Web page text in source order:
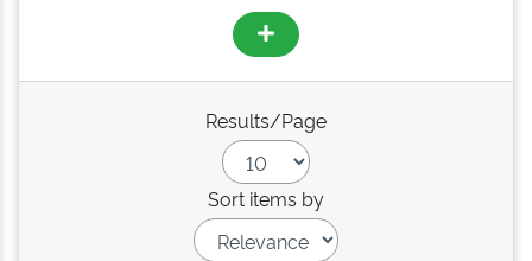
Results/Page
Sort items by